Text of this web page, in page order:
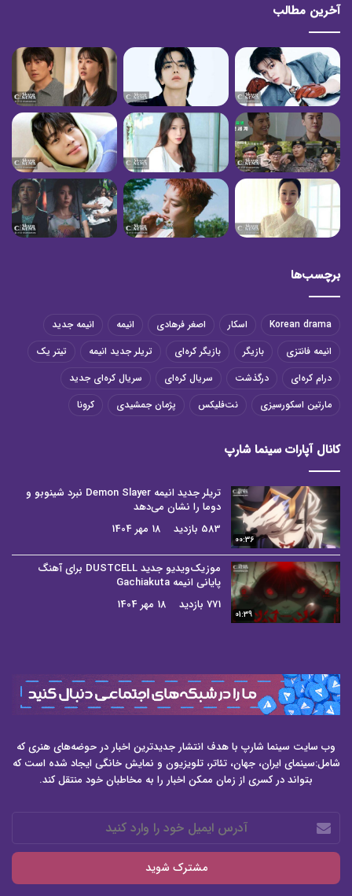
آخرین مطالب
برچسب‌ها
Korean drama اسکار اصغر فرهادی انیمه
انیمه جدید
انیمه فانتزی
بازیگر بازیگر کره‌ای تریلر جدید انیمه
تیتر یک
درام کره‌ای
درگذشت سریال کره‌ای
سریال کره‌ای جدید
مارتین اسکورسیزی
نت‌فلیکس پژمان جمشیدی کرونا
کانال آپارات سینما شارپ
00:36
تریلر جدید انیمه Demon Slayer نبرد شینوبو و
دوما را نشان می‌دهد
583 بازدید
18 مهر 1404
01:39
موزیک‌ویدیو جدید DUSTCELL برای آهنگ
پایانی انیمه Gachiakuta
771 بازدید
18 مهر 1404
وب سایت سینما شارپ با هدف انتشار جدیدترین اخبار در حوضه‌های هنری که
شامل:سینمای ایران، جهان، تئاتر، تلویزیون و نمایش خانگی ایجاد شده است که
بتواند در کسری از زمان ممکن اخبار را به مخاطبان خود منتقل کند.
آدرس
ایمیل
خود
وارد